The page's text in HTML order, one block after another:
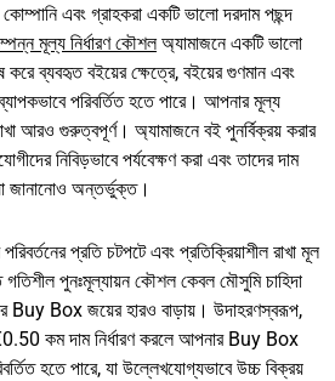
এবং গ্রাহকরা একটি ভালো দরদাম পছন্দ
মূল্য নির্ধারণ কৌশলঅ্যামাজনে একটি ভালো
ব্যবহৃত বইয়ের ক্ষেত্রে, বইয়ের গুণমান এবং
পরিবর্তিত হতে পারে। আপনার মূল্য
আরও গুরুত্বপূর্ণ। অ্যামাজনে বই পুনর্বিক্রয় করার
নিবিড়ভাবে পর্যবেক্ষণ করা এবং তাদের দাম
জানানোও অন্তর্ভুক্ত।
প্রতি চটপটে এবং প্রতিক্রিয়াশীল রাখা মূল
পুনঃমূল্যায়ন কৌশল কেবল মৌসুমি চাহিদা
Buy Box জয়ের হারও বাড়ায়। উদাহরণস্বরূপ,
কম দাম নির্ধারণ করলে আপনার Buy Box
হতে পারে, যা উল্লেখযোগ্যভাবে উচ্চ বিক্রয়